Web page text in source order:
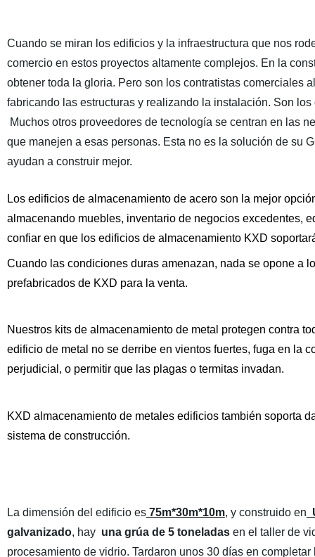
Cuando se miran los edificios y la infraestructura que nos
comercio en estos proyectos altamente complejos. En la
obtener toda la gloria. Pero son los contratistas comerciales
fabricando las estructuras y realizando la instalación. Son los
Muchos otros proveedores de tecnología se centran en las
que manejen a esas personas. Esta no es la solución de su
ayudan a construir mejor.
Los edificios de almacenamiento de acero son la mejor
almacenando muebles, inventario de negocios excedentes,
confiar en que los edificios de almacenamiento KXD
Cuando las condiciones duras amenazan, nada se opone a
prefabricados de KXD para la venta.
Nuestros kits de almacenamiento de metal protegen contra
edificio de metal no se derribe en vientos fuertes, fuga en la
perjudicial, o permitir que las plagas o termitas invadan.
KXD almacenamiento de metales edificios también soporta
sistema de construcción.
La dimensión del edificio es75m*30m*10m, y construido en
galvanizado, hay una grúa de 5 toneladasen el taller de
procesamiento de vidrio. Tardaron unos 30 días en